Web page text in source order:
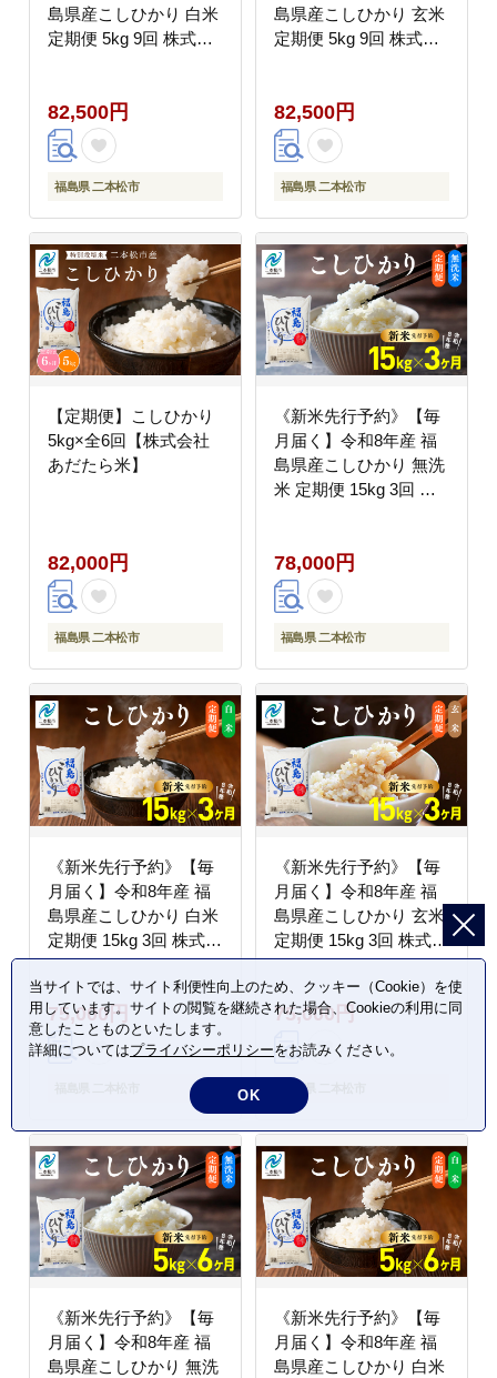
島県産こしひかり 白米
定期便 5kg 9回 株式会
82,500円
福島県 二本松市
島県産こしひかり 玄米
定期便 5kg 9回 株式会
82,500円
福島県 二本松市
【定期便】こしひかり
5kg×全6回【株式会社
あだたら米】
82,000円
福島県 二本松市
《新米先行予約》【毎
月届く】令和8年産 福
島県産こしひかり 無洗
米 定期便 15kg 3回 株
78,000円
福島県 二本松市
《新米先行予約》【毎
月届く】令和8年産 福
島県産こしひかり 白米
定期便 15kg 3回 株式会
社あだたら米 二本松市
75,000円
《新米先行予約》【毎
月届く】令和8年産 福
島県産こしひかり 玄米
定期便 15kg 3回 株式会
社あだたら米 二本松市
75,000円
福島県 二本松市
《新米先行予約》【毎
月届く】令和8年産 福
島県産こしひかり 無洗
《新米先行予約》【毎
月届く】令和8年産 福
島県産こしひかり 白米
当サイトでは、サイト利便性向上のため、クッキー（Cookie）を使
用しています。サイトの閲覧を継続された場合、Cookieの利用に同
意したことものといたします。
詳細についてはプライバシーポリシーをお読みください。
OK